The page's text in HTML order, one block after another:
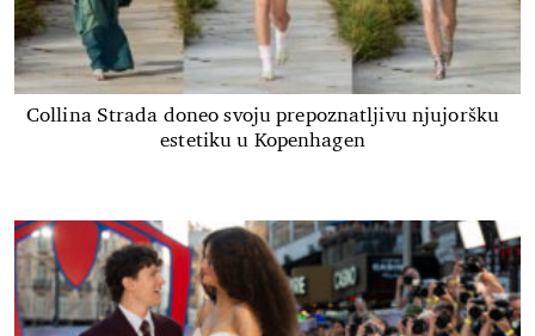
Collina Strada doneo svoju prepoznatljivu njujoršku
estetiku u Kopenhagen